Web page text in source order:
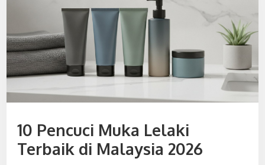
10 Pencuci Muka Lelaki
Terbaik di Malaysia 2026